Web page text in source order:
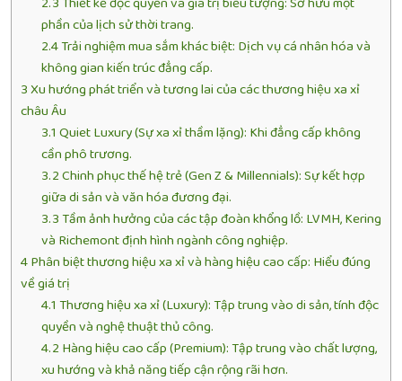
phần của lịch sử thời trang.
2.4Trải nghiệm mua sắm khác biệt: Dịch vụ cá nhân hóa và
không gian kiến trúc đẳng cấp.
3Xu hướng phát triển và tương lai của các thương hiệu xa xỉ
châu Âu
3.1 Quiet Luxury (Sự xa xỉ thầm lặng): Khi đẳng cấp không
cần phô trương.
3.2Chinh phục thế hệ trẻ (Gen Z & Millennials): Sự kết hợp
giữa di sản và văn hóa đương đại.
3.3Tầm ảnh hưởng của các tập đoàn khổng lồ: LVMH, Kering
và Richemont định hình ngành công nghiệp.
4Phân biệt thương hiệu xa xỉ và hàng hiệu cao cấp: Hiểu đúng
về giá trị
4.1 Thương hiệu xa xỉ (Luxury): Tập trung vào di sản, tính độc
quyền và nghệ thuật thủ công.
4.2 Hàng hiệu cao cấp (Premium): Tập trung vào chất lượng,
xu hướng và khả năng tiếp cận rộng rãi hơn.